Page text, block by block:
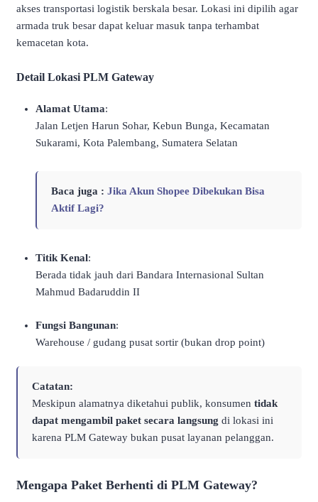
akses transportasi logistik berskala besar. Lokasi ini dipilih agar
armada truk besar dapat keluar masuk tanpa terhambat
kemacetan kota.
Detail Lokasi PLM Gateway
Alamat Utama:
Jalan Letjen Harun Sohar, Kebun Bunga, Kecamatan
Sukarami, Kota Palembang, Sumatera Selatan
Baca juga :Jika Akun Shopee Dibekukan Bisa
Aktif Lagi?
Titik Kenal:
Berada tidak jauh dari Bandara Internasional Sultan
Mahmud Badaruddin II
Fungsi Bangunan:
Warehouse / gudang pusat sortir (bukan drop point)
Catatan:
Meskipun alamatnya diketahui publik, konsumen tidak
dapat mengambil paket secara langsung di lokasi ini
karena PLM Gateway bukan pusat layanan pelanggan.
Mengapa Paket Berhenti di PLM Gateway?